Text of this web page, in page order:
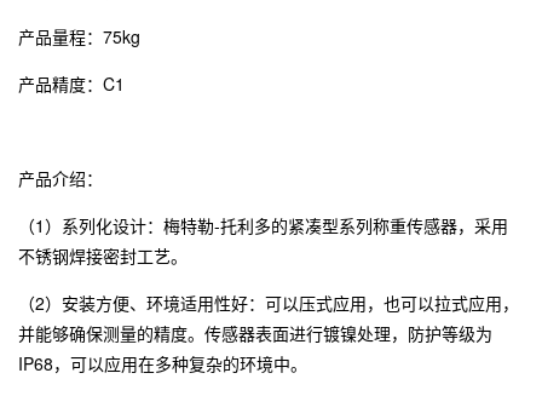
产品量程：75kg
产品精度：C1
产品介绍：
（1）系列化设计：梅特勒-托利多的紧凑型系列称重传感器，采用
不锈钢焊接密封工艺。
（2）安装方便、环境适用性好：可以压式应用，也可以拉式应用，
并能够确保测量的精度。传感器表面进行镀镍处理，防护等级为
IP68，可以应用在多种复杂的环境中。